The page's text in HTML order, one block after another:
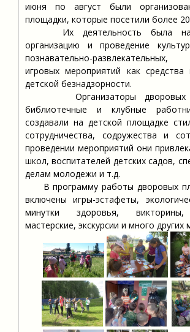
июня по август были
площадки, которые посетили более
Их деятельность была
организацию и проведение
познавательно-
игровых мероприятий как средства
детской безнадзорности.
Организаторы дворовых
библиотечные и клубные
создавали на детской площадке
сотрудничества, содружества и
проведении мероприятий они
школ, воспитателей детских садов,
делам молодежи и т.д.
В программу работы дворовых
включены игры-эстафеты,
минутки здоровья, викторины,
мастерские, экскурсии и много других